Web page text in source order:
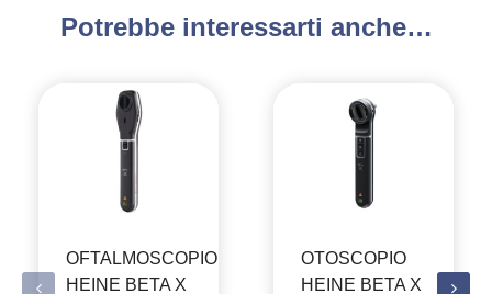
Potrebbe interessarti anche…
OFTALMOSCOPIO
HEINE BETA X
OTOSCOPIO
HEINE BETA X